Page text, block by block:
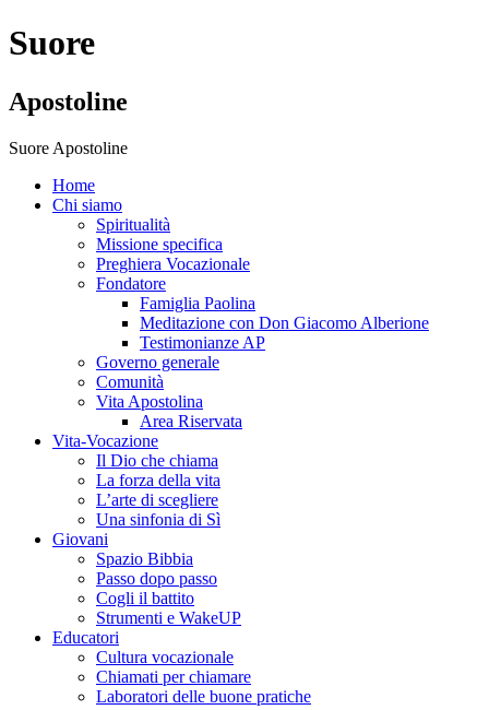
Suore
Apostoline
Suore Apostoline
Home
Chi siamo
Spiritualità
Missione specifica
Preghiera Vocazionale
Fondatore
Famiglia Paolina
Meditazione con Don Giacomo Alberione
Testimonianze AP
Governo generale
Comunità
Vita Apostolina
Area Riservata
Vita-Vocazione
Il Dio che chiama
La forza della vita
L’arte di scegliere
Una sinfonia di Sì
Giovani
Spazio Bibbia
Passo dopo passo
Cogli il battito
Strumenti e WakeUP
Educatori
Cultura vocazionale
Chiamati per chiamare
Laboratori delle buone pratiche